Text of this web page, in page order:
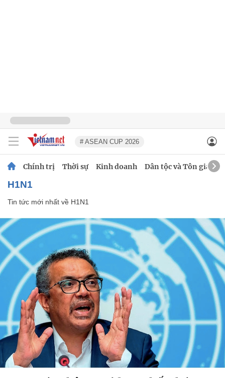
# ASEAN CUP 2026
Chính trị Thời sự Kinh doanh Dân tộc và Tôn giáo
H1N1
Tin tức mới nhất về H1N1